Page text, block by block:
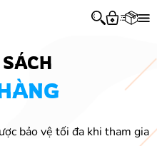
Sản Phẩm
Giới Thiệu
bảo vệ tối đa khi tham gia